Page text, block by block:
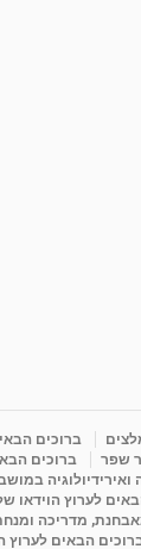
ברוכים
שפר ברוכים
לערוץ הוידאו
מדריכה
הבאים לערוץ